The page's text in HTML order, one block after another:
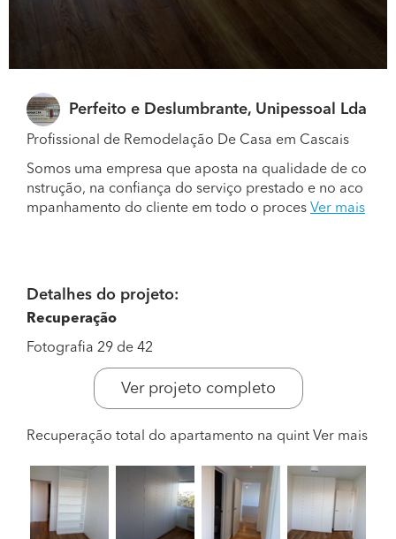
Perfeito e Deslumbrante, Unipessoal Lda
Profissional de Remodelação De Casa em Cascais
Somos uma empresa que aposta na qualidade de co
nstrução, na confiança do serviço prestado e no aco
mpanhamento do cliente em todo o proces Ver mais
Detalhes do projeto:
Recuperação
Fotografia 29 de 42
Ver projeto completo
Recuperação total do apartamento na quint Ver mais